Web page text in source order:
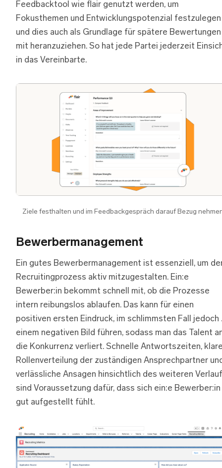
Feedbacktool wie flair genutzt werden, um
Fokusthemen und Entwicklungspotenzial festzulegen
und dies auch als Grundlage für spätere Bewertungen
mit heranzuziehen. So hat jede Partei jederzeit
in das Vereinbarte.
Ziele festhalten und im Feedbackgespräch darauf Bezug
Bewerbermanagement
Ein gutes Bewerbermanagement ist essenziell, um
Recruitingprozess aktiv mitzugestalten. Ein:e
Bewerber:in bekommt schnell mit, ob die Prozesse
intern reibungslos ablaufen. Das kann für einen
positiven ersten Eindruck, im schlimmsten Fall jedoch
einem negativen Bild führen, sodass man das Talent
die Konkurrenz verliert. Schnelle Antwortszeiten,
Rollenverteilung der zuständigen Ansprechpartner
verlässliche Ansagen hinsichtlich des weiteren
sind Voraussetzung dafür, dass sich ein:e Bewerber:in
gut aufgestellt fühlt.